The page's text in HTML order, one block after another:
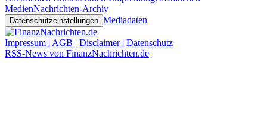
MedienNachrichten-Archiv
Datenschutzeinstellungen Mediadaten
Impressum | AGB | Disclaimer | Datenschutz
RSS-News von FinanzNachrichten.de